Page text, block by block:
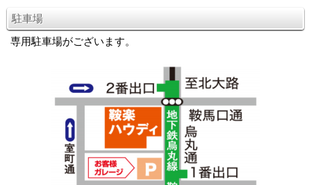
駐車場
専用駐車場がございます。